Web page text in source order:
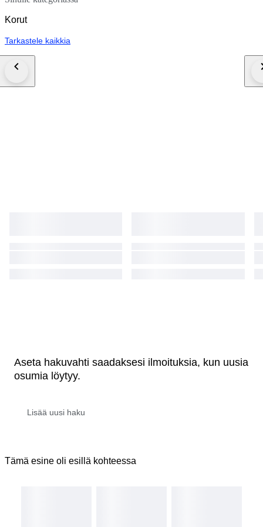
Korut
Tarkastele kaikkia
Aseta hakuvahti saadaksesi ilmoituksia, kun uusia
osumia löytyy.
Tämä esine oli esillä kohteessa